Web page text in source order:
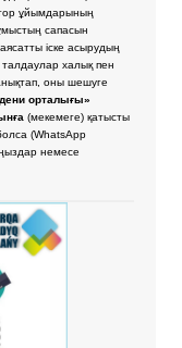
ұйымдарының
сапасын
іске асырудың
талдаулар халық пен
оны шешуге
орталығы»
(мекемеге) қатысты
(WhatsApp
немесе